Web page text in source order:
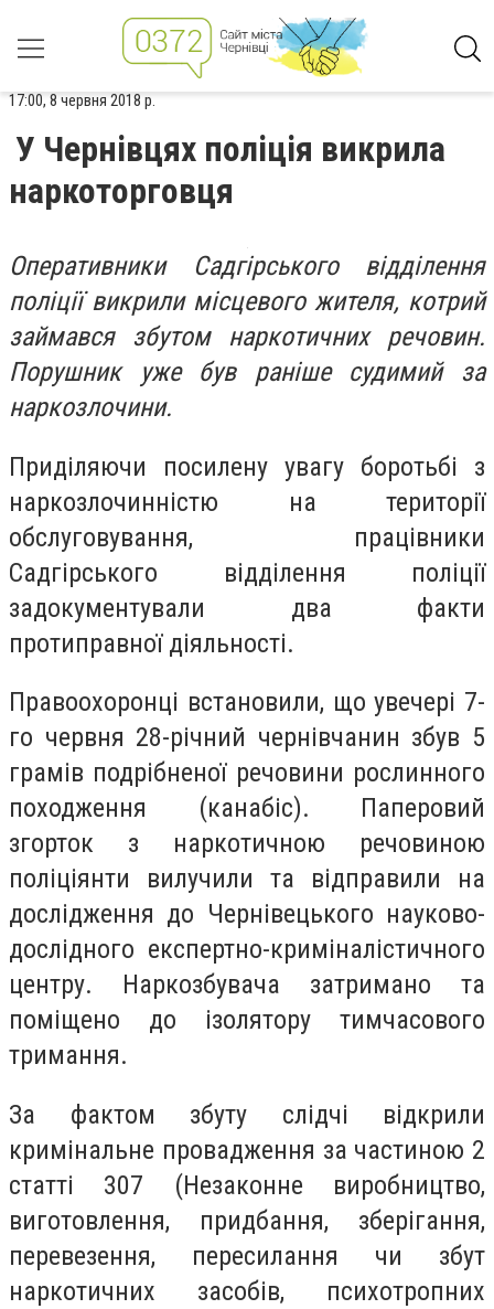
17:00, 8 червня 2018 р.
У Чернівцях поліція викрила
наркоторговця
Оперативники Садгірського відділення
поліції викрили місцевого жителя, котрий
займався збутом наркотичних речовин.
Порушник уже був раніше судимий за
наркозлочини.
Приділяючи посилену увагу боротьбі з
наркозлочинністю на території
обслуговування, працівники
Садгірського відділення поліції
задокументували два факти
протиправної діяльності.
Правоохоронці встановили, що увечері 7-
го червня 28-річний чернівчанин збув 5
грамів подрібненої речовини рослинного
походження (канабіс). Паперовий
згорток з наркотичною речовиною
поліціянти вилучили та відправили на
дослідження до Чернівецького науково-
дослідного експертно-криміналістичного
центру. Наркозбувача затримано та
поміщено до ізолятору тимчасового
тримання.
За фактом збуту слідчі відкрили
кримінальне провадження за частиною 2
статті 307 (Незаконне виробництво,
виготовлення, придбання, зберігання,
перевезення, пересилання чи збут
наркотичних засобів, психотропних